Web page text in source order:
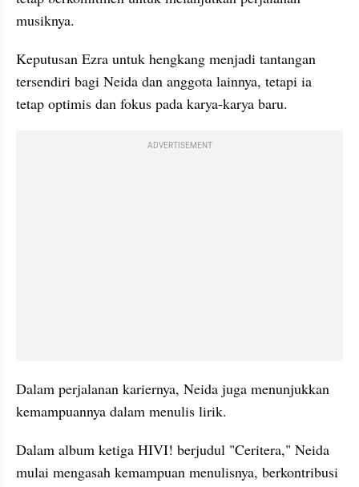
musiknya.
Keputusan Ezra untuk hengkang menjadi tantangan
tersendiri bagi Neida dan anggota lainnya, tetapi ia
tetap optimis dan fokus pada karya-karya baru.
ADVERTISEMENT
Dalam perjalanan kariernya, Neida juga menunjukkan
kemampuannya dalam menulis lirik.
Dalam album ketiga HIVI! berjudul "Ceritera," Neida
mulai mengasah kemampuan menulisnya, berkontribusi